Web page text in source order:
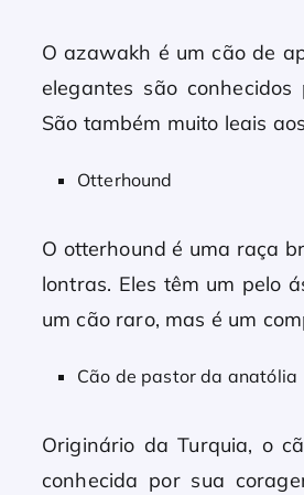
O azawakh é um cão de
elegantes são
São também muito leais
Otterhound
O otterhound é uma raça
lontras. Eles têm um pelo
um cão raro, mas é um
Cão de pastor da anatólia
Originário da Turquia, o
conhecida por sua